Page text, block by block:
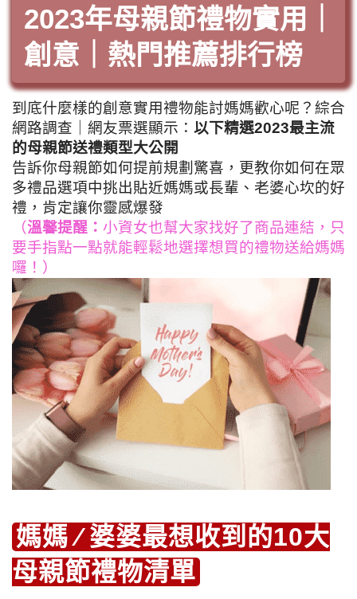
2023年母親節禮物實用｜
創意｜熱門推薦排行榜
到底什麼樣的創意實用禮物能討媽媽歡心呢？綜合
網路調查｜網友票選顯示： 以下精選2023最主流
的母親節送禮類型大公開
告訴你母親節如何提前規劃驚喜，更教你如何在眾
多禮品選項中挑出貼近媽媽或長輩、老婆心坎的好
禮，肯定讓你靈感爆發
（溫馨提醒： 小資女也幫大家找好了商品連結，只
要手指點一點就能輕鬆地選擇想買的禮物送給媽媽
囉！）
媽媽 ∕ 婆婆最想收到的10大
母親節禮物清單